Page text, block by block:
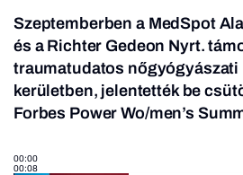
Szeptemberben a MedSpot
és a Richter Gedeon Nyrt.
traumatudatos nőgyógyászati
kerületben, jelentették be
Forbes Power Wo/men’s
00:00
00:08